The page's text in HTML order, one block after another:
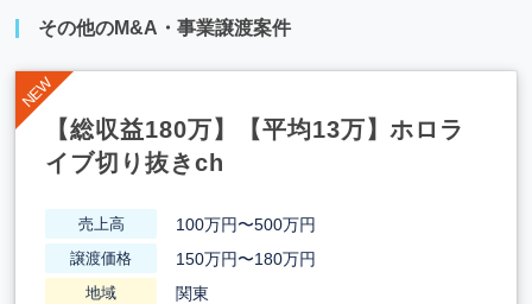
その他のM&A・事業譲渡案件
【総収益180万】【平均13万】ホロラ
イブ切り抜きch
売上高 100万円〜500万円
譲渡価格 150万円〜180万円
地域 関東